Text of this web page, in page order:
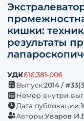
кишки:
результаты
УДК616.381-006
Выпуск:2014 /
Номер внутри
Дата публикации:
Авторы:Уваров